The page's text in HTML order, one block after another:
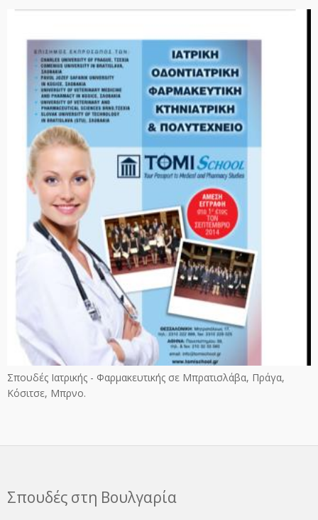
Σπουδές Ιατρικής - Φαρμακευτικής σε Μπρατισλάβα, Πράγα,
Κόσιτσε, Μπρνο.
Σπουδές στη Βουλγαρία